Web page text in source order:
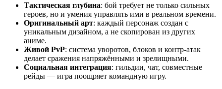
Тактическая глубина: бой требует не только сильных
героев, но и умения управлять ими в реальном времени.
Оригинальный арт: каждый персонаж создан с
уникальным дизайном, а не скопирован из других
аниме.
Живой PvP: система уворотов, блоков и контр-атак
делает сражения напряжёнными и зрелищными.
Социальная интеграция: гильдии, чат, совместные
рейды — игра поощряет командную игру.